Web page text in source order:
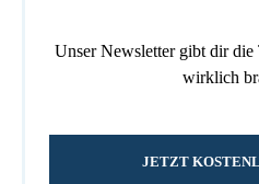
Unser Newsletter gibt dir die
wirklich
JETZT